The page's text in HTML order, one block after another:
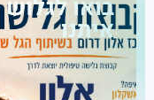
לגלוש